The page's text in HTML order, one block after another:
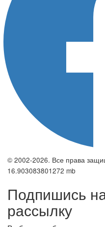
© 2002-2026. Все права
16.903083801272 mb
Подпишись
рассылку